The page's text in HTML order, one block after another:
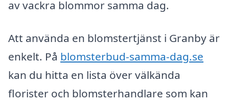
av vackra blommor samma dag.
Att använda en blomstertjänst i Granby är
enkelt. På blomsterbud-samma-dag.se
kan du hitta en lista över välkända
florister och blomsterhandlare som kan